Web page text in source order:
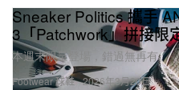
Footwear 球鞋
Sneaker Politics 攜手
3「Patchwork」拼接限
本週末限量登場，錯過無再有。
2026年3月20日